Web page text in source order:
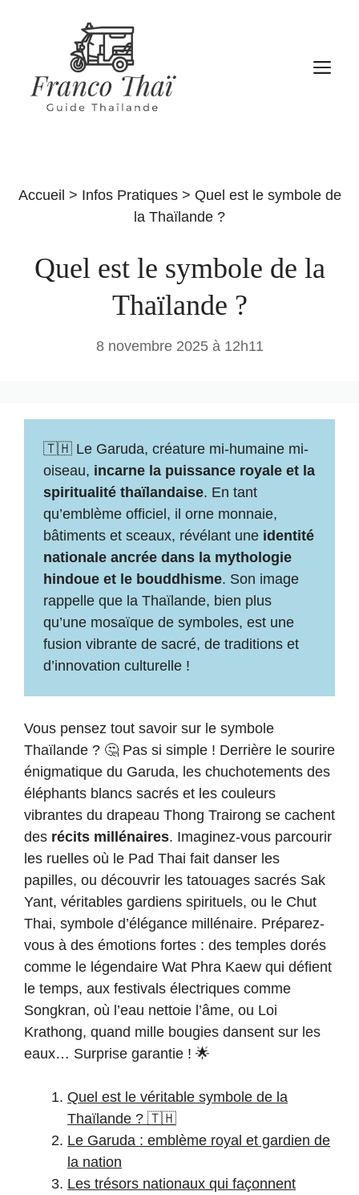
Accueil > Infos Pratiques> Quel est le symbole de
la Thaïlande ?
Quel est le symbole de la
Thaïlande ?
8 novembre 2025 à 12h11
🇹🇭 Le Garuda, créature mi-humaine mi-
oiseau, incarne la puissance royale et la
spiritualité thaïlandaise. En tant
qu’emblème officiel, il orne monnaie,
bâtiments et sceaux, révélant une identité
nationale ancrée dans la mythologie
hindoue et le bouddhisme. Son image
rappelle que la Thaïlande, bien plus
qu’une mosaïque de symboles, est une
fusion vibrante de sacré, de traditions et
d’innovation culturelle !
Vous pensez tout savoir sur le symbole
Thaïlande ? 🤔 Pas si simple ! Derrière le sourire
énigmatique du Garuda, les chuchotements des
éléphants blancs sacrés et les couleurs
vibrantes du drapeau Thong Trairong se cachent
des récits millénaires. Imaginez-vous parcourir
les ruelles où le Pad Thai fait danser les
papilles, ou découvrir les tatouages sacrés Sak
Yant, véritables gardiens spirituels, ou le Chut
Thai, symbole d’élégance millénaire. Préparez-
vous à des émotions fortes : des temples dorés
comme le légendaire Wat Phra Kaew qui défient
le temps, aux festivals électriques comme
Songkran, où l’eau nettoie l’âme, ou Loi
Krathong, quand mille bougies dansent sur les
eaux… Surprise garantie ! 🌟
Quel est le véritable symbole de la
Thaïlande ? 🇹🇭
Le Garuda : emblème royal et gardien de
la nation
Les trésors nationaux qui façonnent